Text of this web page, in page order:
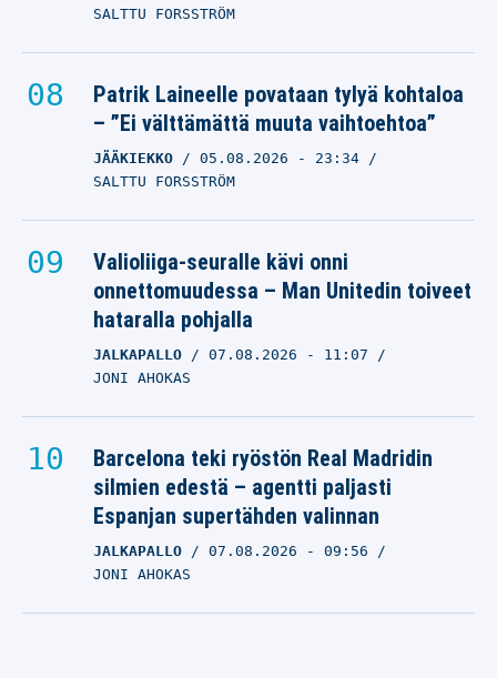
SALTTU FORSSTRÖM
Patrik Laineelle povataan tylyä kohtaloa
– ”Ei välttämättä muuta vaihtoehtoa”
JÄÄKIEKKO 05.08.2026 - 23:34
SALTTU FORSSTRÖM
Valioliiga-seuralle kävi onni
onnettomuudessa – Man Unitedin toiveet
hataralla pohjalla
JALKAPALLO 07.08.2026 - 11:07
JONI AHOKAS
Barcelona teki ryöstön Real Madridin
silmien edestä – agentti paljasti
Espanjan supertähden valinnan
JALKAPALLO 07.08.2026 - 09:56
JONI AHOKAS